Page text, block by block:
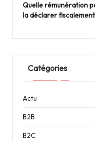
Quelle rémunération
la déclarer
Catégories
Actu
B2B
B2C